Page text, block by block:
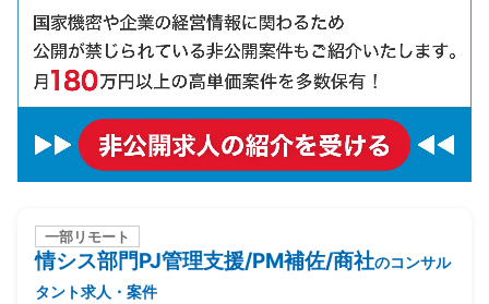
一部リモート
情シス部門PJ管理支援/PM補佐/商社のコンサル
タント求人・案件